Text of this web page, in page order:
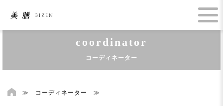
coordinator
コーディネーター
≫ コーディネーター ≫